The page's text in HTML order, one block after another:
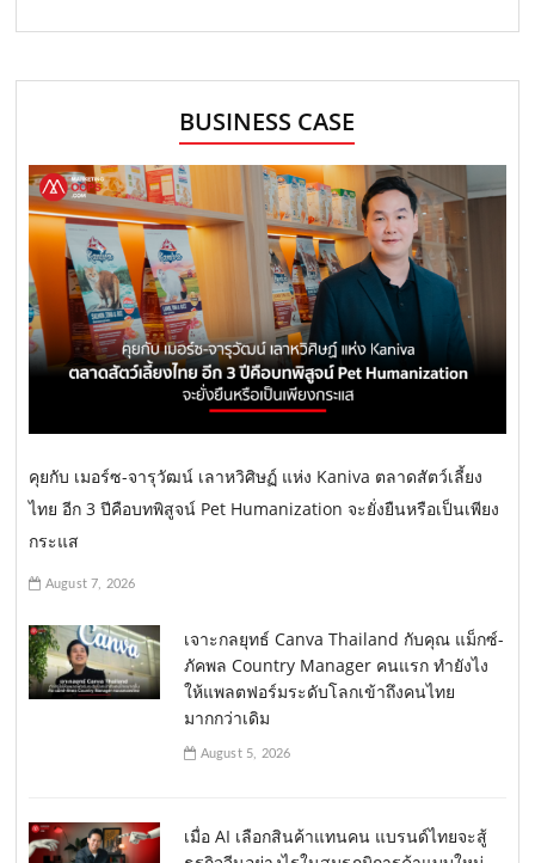
BUSINESS CASE
คุยกับ เมอร์ซ-จารุวัฒน์ เลาหวิศิษฏ์ แห่ง Kaniva ตลาดสัตว์เลี้ยง
ไทย อีก 3 ปีคือบทพิสูจน์ Pet Humanization จะยั่งยืนหรือเป็นเพียง
กระแส
August 7, 2026
เจาะกลยุทธ์ Canva Thailand กับคุณ แม็กซ์-
ภัคพล Country Manager คนแรก ทำยังไง
ให้แพลตฟอร์มระดับโลกเข้าถึงคนไทย
มากกว่าเดิม
August 5, 2026
เมื่อ AI เลือกสินค้าแทนคน แบรนด์ไทยจะสู้